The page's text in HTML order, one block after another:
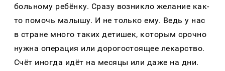
больному ребёнку. Сразу возникло желание как-
то помочь малышу. И не только ему. Ведь у нас
в стране много таких детишек, которым срочно
нужна операция или дорогостоящее лекарство.
Счёт иногда идёт на месяцы или даже на дни.